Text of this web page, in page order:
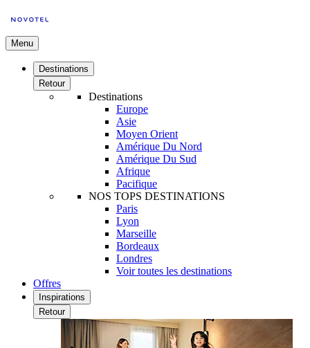
Menu
Destinations
Retour
Destinations
Europe
Asie
Moyen Orient
Amérique Du Nord
Amérique Du Sud
Afrique
Pacifique
NOS TOPS DESTINATIONS
Paris
Lyon
Marseille
Bordeaux
Londres
Voir toutes les destinations
Offres
Inspirations
Retour